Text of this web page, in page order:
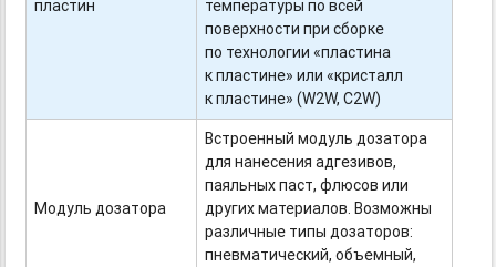
пластин
температуры по всей
поверхности при сборке
по технологии «пластина
к пластине» или «кристалл
к пластине» (W2W, C2W)
Модуль дозатора
Встроенный модуль дозатора
для нанесения адгезивов,
паяльных паст, флюсов или
других материалов. Возможны
различные типы дозаторов:
пневматический, объемный,